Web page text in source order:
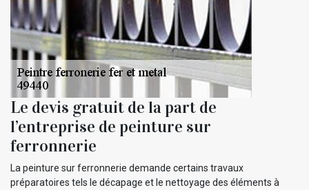
Le devis gratuit de la part de
l’entreprise de peinture sur
ferronnerie
La peinture sur ferronnerie demande certains travaux
préparatoires tels le décapage et le nettoyage des éléments à